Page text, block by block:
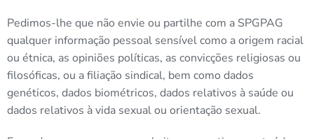
Pedimos-lhe que não envie ou partilhe com a SPGPAG
qualquer informação pessoal sensível como a origem racial
ou étnica, as opiniões políticas, as convicções religiosas ou
filosóficas, ou a filiação sindical, bem como dados
genéticos, dados biométricos, dados relativos à saúde ou
dados relativos à vida sexual ou orientação sexual.